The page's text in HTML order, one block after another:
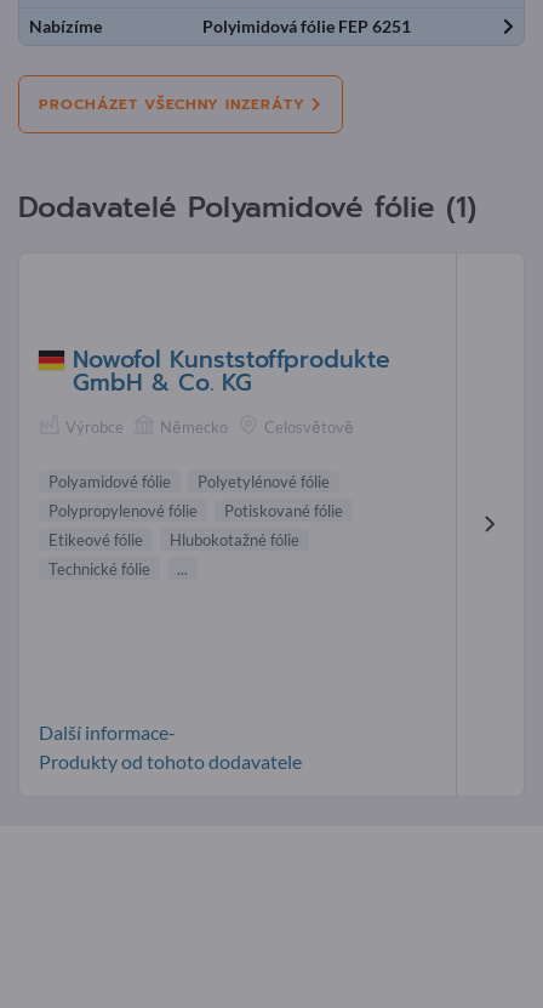
Nabízíme
Polyimidová fólie FEP 6251
PROCHÁZET VŠECHNY INZERÁTY
Dodavatelé Polyamidové fólie (1)
Nowofol Kunststoffprodukte
GmbH & Co. KG
Výrobce Německo Celosvětově
Polyamidové fólie
Polyetylénové fólie
Polypropylenové fólie
Potiskované fólie
Etikeové fólie
Hlubokotažné fólie
Technické fólie
...
Další informace-
Produkty od tohoto dodavatele